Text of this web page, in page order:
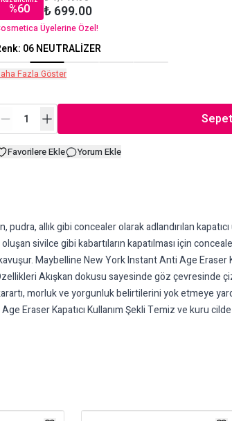
%60 ₺ 699.00
Üyelerine Özel!
: 06 NEUTRALİZER
Fazla Göster
Favorilere Ekle Yorum Ekle
allık gibi concealer olarak adlandırılan
sivilce gibi kabartıların kapatılması için
Maybelline New York Instant Anti Age Eraser
Akışkan dokusu sayesinde göz çevresinde
morluk ve yorgunluk belirtilerini yok etmeye
Eraser Kapatıcı Kullanım Şekli Temiz ve kuru